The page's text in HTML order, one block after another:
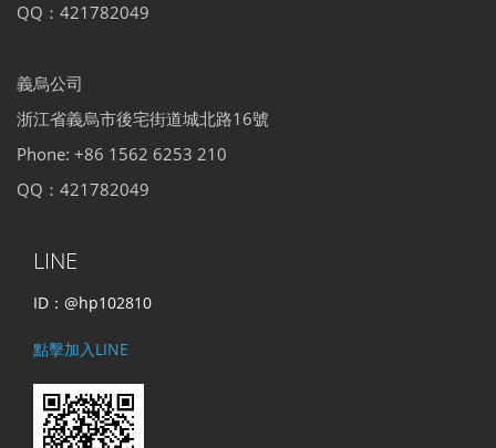
QQ：421782049
義烏公司
浙江省義烏市後宅街道城北路16號
Phone: +86 1562 6253 210
QQ：421782049
LINE
ID：@hp102810
點擊加入LINE